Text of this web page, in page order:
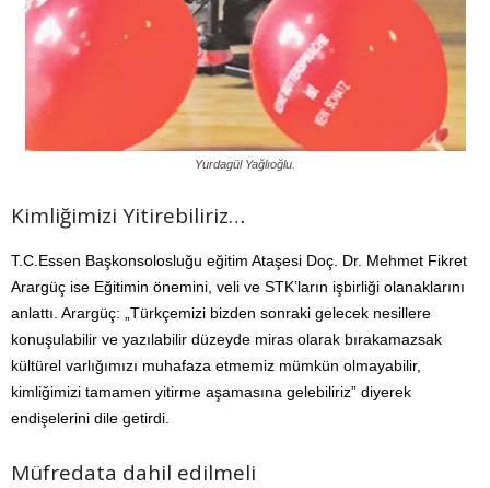
Yurdagül Yağlıoğlu.
Kimliğimizi Yitirebiliriz…
T.C.Essen Başkonsolosluğu eğitim Ataşesi Doç. Dr. Mehmet Fikret
Arargüç ise Eğitimin önemini, veli ve STK’ların işbirliği olanaklarını
anlattı. Arargüç: „Türkçemizi bizden sonraki gelecek nesillere
konuşulabilir ve yazılabilir düzeyde miras olarak bırakamazsak
kültürel varlığımızı muhafaza etmemiz mümkün olmayabilir,
kimliğimizi tamamen yitirme aşamasına gelebiliriz” diyerek
endişelerini dile getirdi.
Müfredata dahil edilmeli